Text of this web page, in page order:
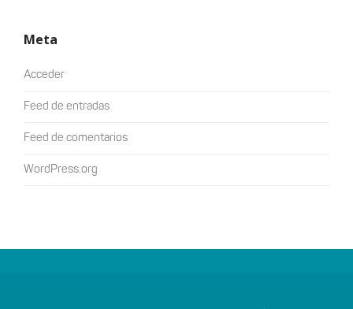
Meta
Acceder
Feed de entradas
Feed de comentarios
WordPress.org